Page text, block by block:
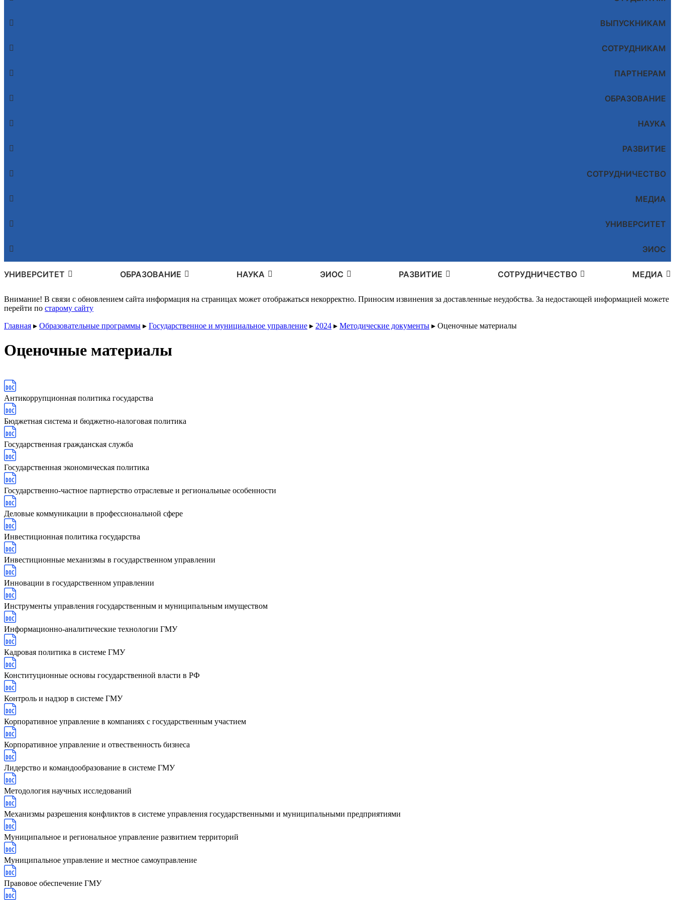
ВЫПУСКНИКАМ
СОТРУДНИКАМ
ПАРТНЕРАМ
ОБРАЗОВАНИЕ
НАУКА
РАЗВИТИЕ
СОТРУДНИЧЕСТВО
МЕДИА
УНИВЕРСИТЕТ
ЭИОС
УНИВЕРСИТЕТ ОБРАЗОВАНИЕ НАУКА ЭИОС РАЗВИТИЕ СОТРУДНИЧЕСТВО МЕДИА
Внимание! В связи с обновлением сайта информация на страницах может отображаться некорректно. Приносим извинения за доставленные неудобства. За недостающей информацией можете
перейти по старому сайту
Главная ▸ Образовательные программы ▸ Государственное и мунициальное управление ▸ 2024 ▸ Методические документы ▸ Оценочные материалы
Оценочные материалы
Антикоррупционная политика государства
Бюджетная система и бюджетно-налоговая политика
Государственная гражданская служба
Государственная экономическая политика
Государственно-частное партнерство отраслевые и региональные особенности
Деловые коммуникации в профессиональной сфере
Инвестиционная политика государства
Инвестиционные механизмы в государственном управлении
Инновации в государственном управлении
Инструменты управления государственным и муниципальным имуществом
Информационно-аналитические технологии ГМУ
Кадровая политика в системе ГМУ
Конституционные основы государственной власти в РФ
Контроль и надзор в системе ГМУ
Корпоративное управление в компаниях с государственным участием
Корпоративное управление и отвественность бизнеса
Лидерство и командообразование в системе ГМУ
Методология научных исследований
Механизмы разрешения конфликтов в системе управления государственными и муниципальными предприятиями
Муниципальное и региональное управление развитием территорий
Муниципальное управление и местное самоуправление
Правовое обеспечение ГМУ